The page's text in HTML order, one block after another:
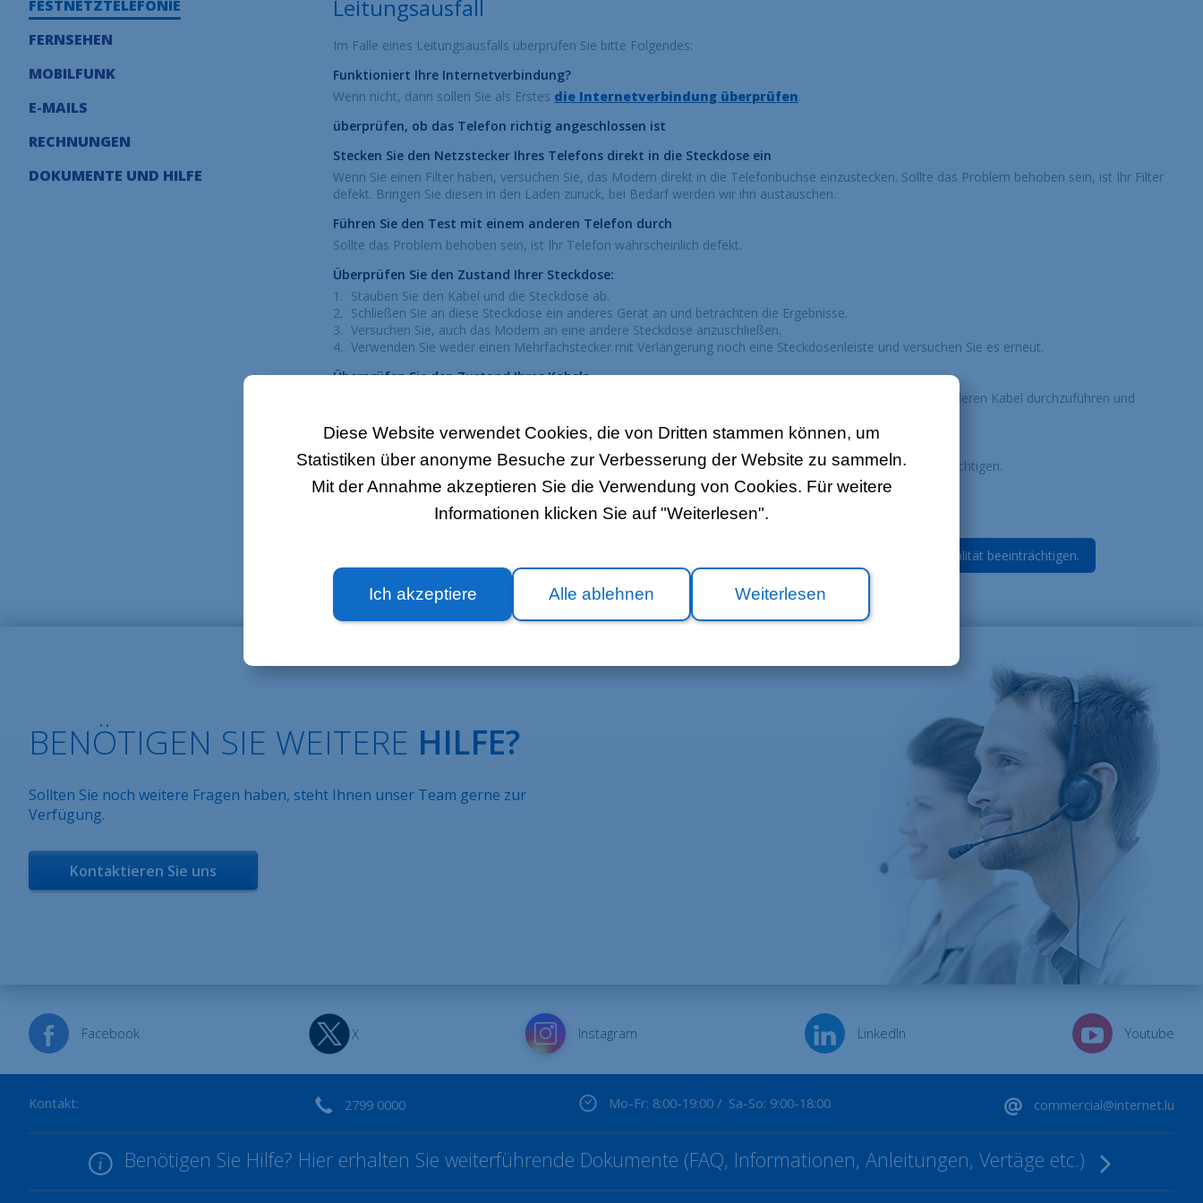
Diese Website verwendet Cookies, die von Dritten stammen können, um
Statistiken über anonyme Besuche zur Verbesserung der Website zu sammeln.
Mit der Annahme akzeptieren Sie die Verwendung von Cookies. Für weitere
Informationen klicken Sie auf "Weiterlesen".
Ich akzeptiere Alle ablehnen Weiterlesen
FESTNETZTELEFONIE
FERNSEHEN
MOBILFUNK
E-MAILS
RECHNUNGEN
DOKUMENTE UND HILFE
Leitungsausfall
Im Falle eines Leitungsausfalls überprüfen Sie bitte Folgendes:
Funktioniert Ihre Internetverbindung?
Wenn nicht, dann sollen Sie als Erstes die Internetverbindung überprüfen.
überprüfen, ob das Telefon richtig angeschlossen ist
Stecken Sie den Netzstecker Ihres Telefons direkt in die Steckdose ein
Wenn Sie einen Filter haben, versuchen Sie, das Modem direkt in die Telefonbuchse einzustecken. Sollte das Problem behoben sein, ist Ihr Filter
defekt. Bringen Sie diesen in den Laden zurück, bei Bedarf werden wir ihn austauschen.
Führen Sie den Test mit einem anderen Telefon durch
Sollte das Problem behoben sein, ist Ihr Telefon wahrscheinlich defekt.
Überprüfen Sie den Zustand Ihrer Steckdose:
Stauben Sie den Kabel und die Steckdose ab.
Schließen Sie an diese Steckdose ein anderes Gerät an und betrachten die Ergebnisse.
Versuchen Sie, auch das Modem an eine andere Steckdose anzuschließen.
Verwenden Sie weder einen Mehrfachstecker mit Verlängerung noch eine Steckdosenleiste und versuchen Sie es erneut.
Überprüfen Sie den Zustand Ihres Kabels
Es muss in gutem Zustand sein, d.h. weder geknickt noch beschädigt. Versuchen Sie, den Test mit einem anderen Kabel durchzuführen und
Achten Sie darauf, dass das Telefon nicht direkt neben dem Modem platziert ist
Ein schnurloses Telefon sowie alle anderen Funkgeräte können die Leistungsfähigkeit des Modems beeinträchtigen.
Der Abstand zwischen diesen Geräten sollte mindestens 50 cm betragen.
Bitte achten Sie darauf, Ihre Steckdosen regelmäßig zu reinigen. Der angehäufte Staub kann die Signalqualität beeinträchtigen.
BENÖTIGEN SIE WEITERE HILFE?
Sollten Sie noch weitere Fragen haben, steht Ihnen unser Team gerne zur
Verfügung.
Kontaktieren Sie uns
Facebook X Instagram LinkedIn Youtube
Kontakt: 2799 0000 Mo-Fr: 8:00-19:00 / Sa-So: 9:00-18:00 commercial@internet.lu
Benötigen Sie Hilfe? Hier erhalten Sie weiterführende Dokumente (FAQ, Informationen, Anleitungen, Vertäge etc.)